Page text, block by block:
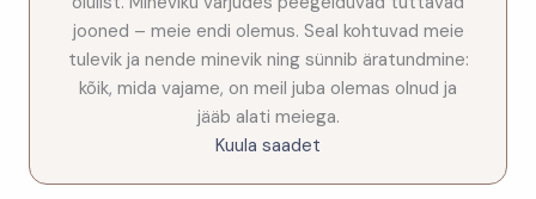
jooned – meie endi olemus. Seal kohtuvad meie
tulevik ja nende minevik ning sünnib äratundmine:
kõik, mida vajame, on meil juba olemas olnud ja
jääb alati meiega.
Kuula saadet